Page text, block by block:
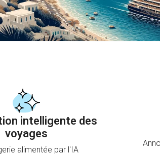
intelligente des
voyages
alimentée par l'IA